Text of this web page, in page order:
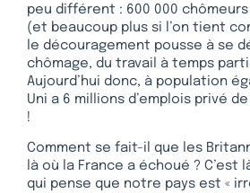
peu différent : 600 000
(et beaucoup plus si l’on tient
le découragement pousse à se
chômage, du travail à temps
Aujourd’hui donc, à population
Uni a 6 millions d’emplois privé
!
Comment se fait-il que les
là où la France a échoué ? C’est
qui pense que notre pays est «